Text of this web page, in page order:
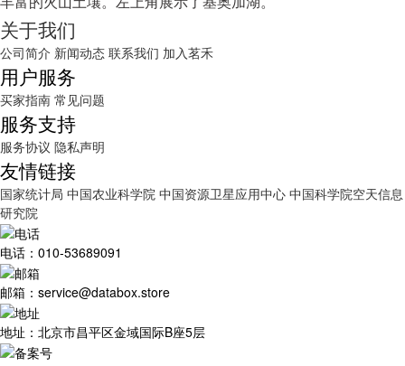
关于我们
公司简介 新闻动态 联系我们 加入茗禾
用户服务
买家指南 常见问题
服务支持
服务协议 隐私声明
友情链接
国家统计局 中国农业科学院 中国资源卫星应用中心 中国科学院空天信息
研究院
电话：010-53689091
邮箱：service@databox.store
地址：北京市昌平区金域国际B座5层